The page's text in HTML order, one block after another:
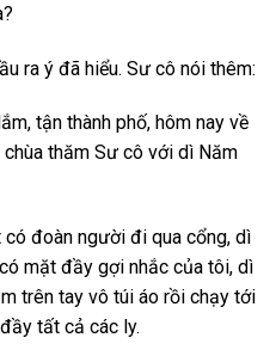
ra ý đã hiểu. Sư cô nói thêm:
tận thành phố, hôm nay về
thăm Sư cô với dì Năm
đoàn người đi qua cổng, dì
mặt đầy gợi nhắc của tôi, dì
trên tay vô túi áo rồi chạy tới
tất cả các ly.